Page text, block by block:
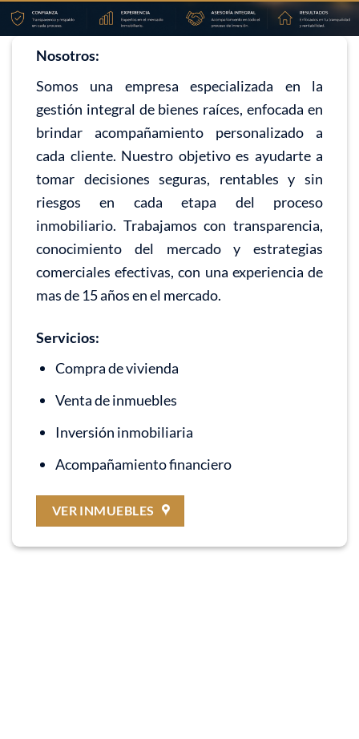
Nosotros:
Somos una empresa especializada en la
gestión integral de bienes raíces, enfocada en
brindar acompañamiento personalizado a
cada cliente. Nuestro objetivo es ayudarte a
tomar decisiones seguras, rentables y sin
riesgos en cada etapa del proceso
inmobiliario. Trabajamos con transparencia,
conocimiento del mercado y estrategias
comerciales efectivas, con una experiencia de
mas de 15 años en el mercado.
Servicios:
Compra de vivienda
Venta de inmuebles
Inversión inmobiliaria
Acompañamiento financiero
VER INMUEBLES